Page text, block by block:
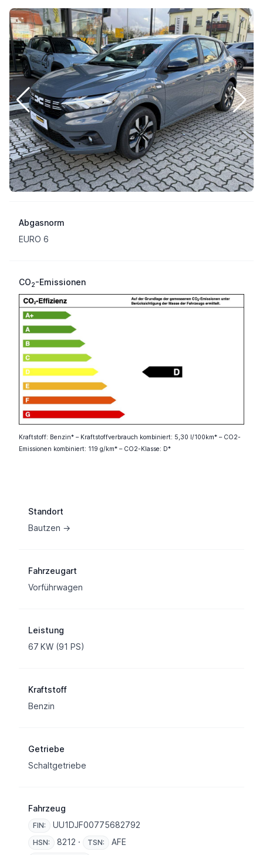
Abgasnorm
EURO 6
CO2-Emissionen
Kraftstoff: Benzin* – Kraftstoffverbrauch kombiniert: 5,30 l/100km* – CO2-
Emissionen kombiniert: 119 g/km* – CO2-Klasse: D*
Standort
Bautzen →
Fahrzeugart
Vorführwagen
Leistung
67 KW (91 PS)
Kraftstoff
Benzin
Getriebe
Schaltgetriebe
Fahrzeug
FIN: UU1DJF00775682792
HSN: 8212 · TSN: AFE